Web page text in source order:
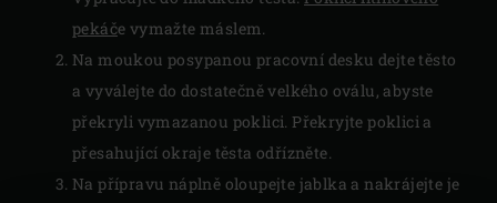
pekáče vymažte máslem.
Na moukou posypanou pracovní desku dejte těsto
a vyválejte do dostatečně velkého oválu, abyste
překryli vymazanou poklici. Překryjte poklici a
přesahující okraje těsta odřízněte.
Na přípravu náplně oloupejte jablka a nakrájejte je